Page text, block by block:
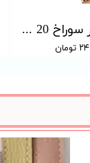
در کیف دور سوراخ 20 در 15 سانت (رنگبندی دارد)